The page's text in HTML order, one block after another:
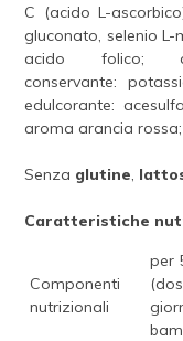
C (acido L-
gluconato, selenio L-
acido folico;
conservante:
edulcorante:
aroma arancia
Senza glutine,
Caratteristiche
Componenti
nutrizionali
per